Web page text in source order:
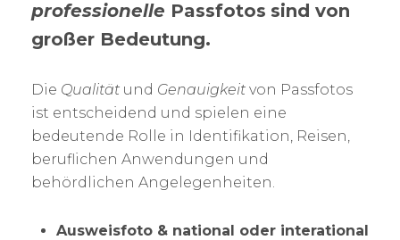
professionelle Passfotos sind von
großer Bedeutung.
Die Qualität und Genauigkeit von Passfotos
ist entscheidend und spielen eine
bedeutende Rolle in Identifikation, Reisen,
beruflichen Anwendungen und
behördlichen Angelegenheiten.
Ausweisfoto & national oder interational